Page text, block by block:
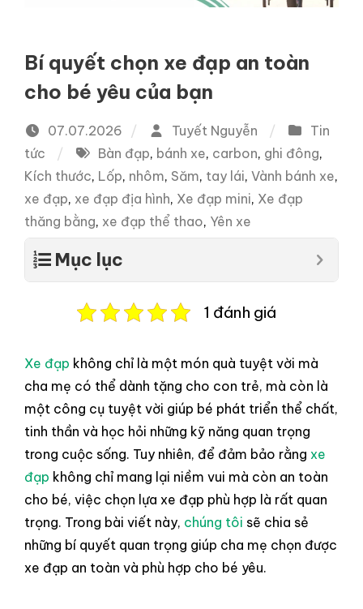
Bí quyết chọn xe đạp an toàn
cho bé yêu của bạn
07.07.2026 Tuyết Nguyễn
Tin
tức
Bàn đạp, bánh xe, carbon, ghi đông,
Kích thước, Lốp, nhôm, Săm, tay lái, Vành bánh xe,
xe đạp, xe đạp địa hình, Xe đạp mini, Xe đạp
thăng bằng, xe đạp thể thao, Yên xe
Mục lục
1 đánh giá
Xe đạp không chỉ là một món quà tuyệt vời mà
cha mẹ có thể dành tặng cho con trẻ, mà còn là
một công cụ tuyệt vời giúp bé phát triển thể chất,
tinh thần và học hỏi những kỹ năng quan trọng
trong cuộc sống. Tuy nhiên, để đảm bảo rằng xe
đạp không chỉ mang lại niềm vui mà còn an toàn
cho bé, việc chọn lựa xe đạp phù hợp là rất quan
trọng. Trong bài viết này, chúng tôi sẽ chia sẻ
những bí quyết quan trọng giúp cha mẹ chọn được
xe đạp an toàn và phù hợp cho bé yêu.